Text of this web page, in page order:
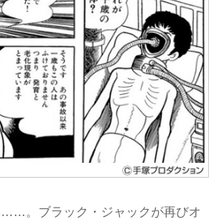
。ブラック・ジャックが再びオ